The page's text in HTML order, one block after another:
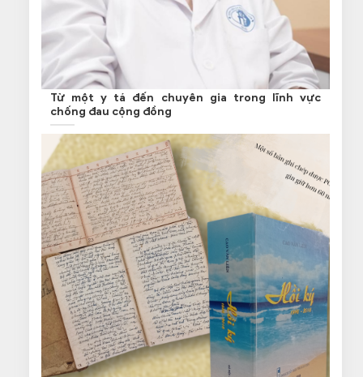
Từ một y tá đến chuyên gia trong lĩnh vực
chống đau cộng đồng